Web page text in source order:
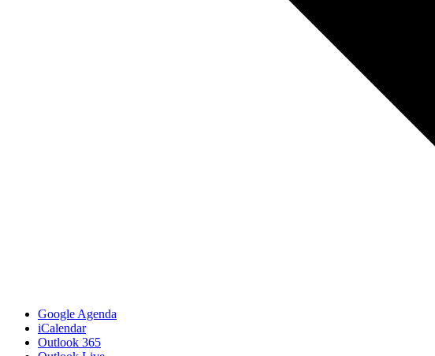
Google Agenda
iCalendar
Outlook 365